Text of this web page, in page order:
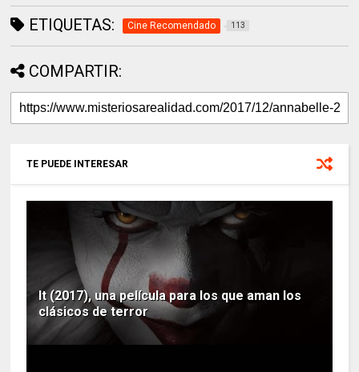
ETIQUETAS: Cine Recomendado 113
COMPARTIR:
TE PUEDE INTERESAR
It (2017), una película para los que aman los
clásicos de terror